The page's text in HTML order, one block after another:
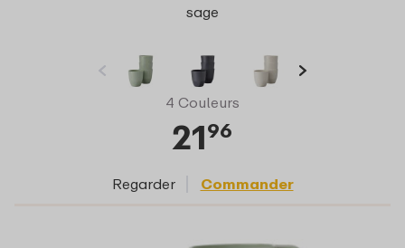
sage
4 Couleurs
2196
Regarder Commander